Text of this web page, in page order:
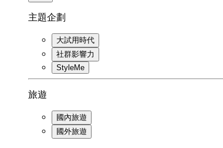
主題企劃
大試用時代
社群影響力
StyleMe
旅遊
國內旅遊
國外旅遊